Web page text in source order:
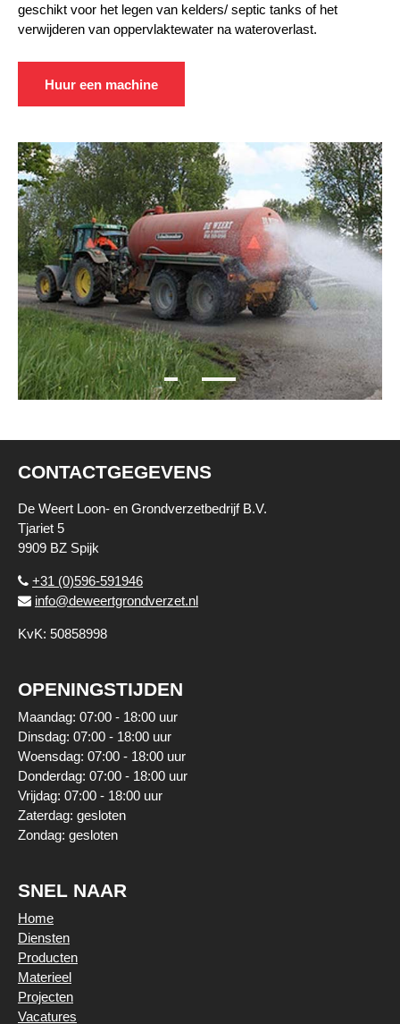
geschikt voor het legen van kelders/ septic tanks of het
verwijderen van oppervlaktewater na wateroverlast.
Huur een machine
CONTACTGEGEVENS
De Weert Loon- en Grondverzetbedrijf B.V.
Tjariet 5
9909 BZ Spijk
+31 (0)596-591946
info@deweertgrondverzet.nl
KvK: 50858998
OPENINGSTIJDEN
Maandag: 07:00 - 18:00 uur
Dinsdag: 07:00 - 18:00 uur
Woensdag: 07:00 - 18:00 uur
Donderdag: 07:00 - 18:00 uur
Vrijdag: 07:00 - 18:00 uur
Zaterdag: gesloten
Zondag: gesloten
SNEL NAAR
Home
Diensten
Producten
Materieel
Projecten
Vacatures